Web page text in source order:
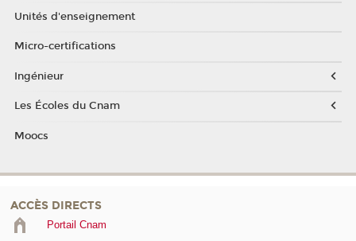
Unités d'enseignement
Micro-certifications
Ingénieur
Les Écoles du Cnam
Moocs
ACCÈS DIRECTS
Portail Cnam